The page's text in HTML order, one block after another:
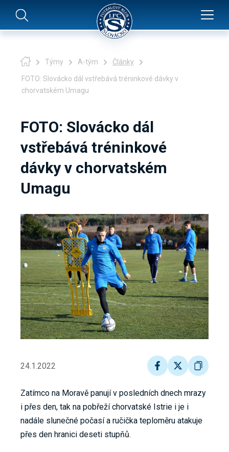
Týmy A-tým Články
FOTO: Slovácko dál vstřebává tréninkové dávky v
chorvatském Umagu
FOTO: Slovácko dál
vstřebává tréninkové
dávky v chorvatském
Umagu
24.1.2022
Zatímco na Moravě panují v posledních dnech mrazy
i přes den, tak na pobřeží chorvatské Istrie i je i
nadále slunečné počasí a ručička teploměru atakuje
přes den hranici deseti stupňů.